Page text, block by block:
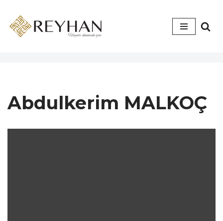
İçeriğe
Abdulkerim MALKOÇ